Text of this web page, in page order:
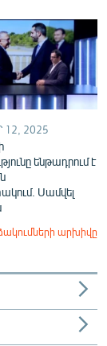
2025
ենթադրում է
Սամվել
արխիվը